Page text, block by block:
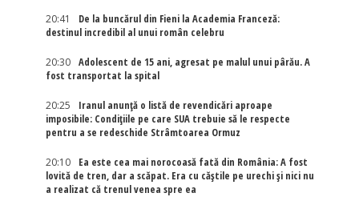
20:41
De la buncărul din Fieni la Academia Franceză:
destinul incredibil al unui român celebru
20:30
Adolescent de 15 ani, agresat pe malul unui pârău. A
fost transportat la spital
20:25
Iranul anunță o listă de revendicări aproape
imposibile: Condițiile pe care SUA trebuie să le respecte
pentru a se redeschide Strâmtoarea Ormuz
20:10
Ea este cea mai norocoasă fată din România: A fost
lovită de tren, dar a scăpat. Era cu căștile pe urechi și nici nu
a realizat că trenul venea spre ea